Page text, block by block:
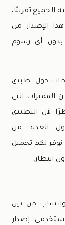
تقريبًا،
الإصدار من
بدون أي رسوم
حول تطبيق
المميزات التي
لأن التطبيق
العديد من
نوفر لكم تحميل
انتظار.
من بين
إصدار